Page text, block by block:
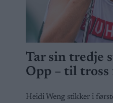
Tar sin tredje
Opp – til
Heidi Weng stikker i